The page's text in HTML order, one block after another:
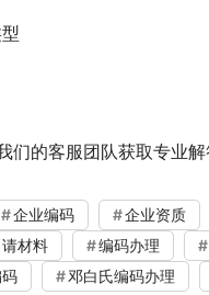
的客服团队获取专业解
企业编码 企业资质
材料 编码办理
邓白氏编码办理